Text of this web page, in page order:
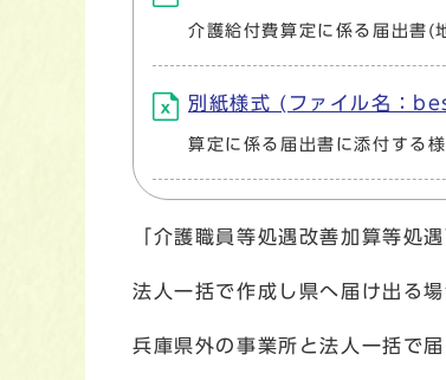
介護給付費算定に係る届出書
別紙様式 (ファイル名：
算定に係る届出書に添付する様
「介護職員等処遇改善加算等処
法人一括で作成し県へ届け出る
兵庫県外の事業所と法人一括で